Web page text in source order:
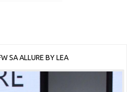
SA ALLURE BY LEA